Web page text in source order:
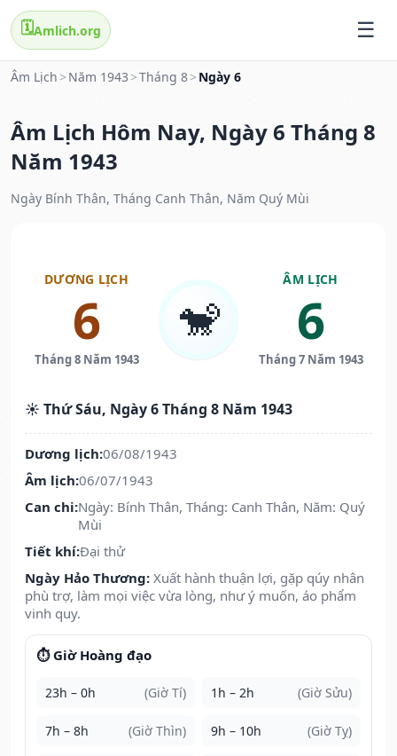
🗓️Amlich.org
Âm Lịch > Năm 1943 >Tháng 8> Ngày 6
Âm Lịch Hôm Nay, Ngày 6 Tháng 8
Năm 1943
Ngày Bính Thân, Tháng Canh Thân, Năm Quý Mùi
DƯƠNG LỊCH
6
Tháng 8 Năm 1943
🐒
ÂM LỊCH
6
Tháng 7 Năm 1943
☀️ Thứ Sáu, Ngày 6 Tháng 8 Năm 1943
Dương lịch:06/08/1943
Âm lịch:06/07/1943
Can chi:Ngày: Bính Thân, Tháng: Canh Thân, Năm: Quý
Mùi
Tiết khí:Đại thử
Ngày Hảo Thương: Xuất hành thuận lợi, gặp qúy nhân
phù trợ, làm mọi việc vừa lòng, như ý muốn, áo phẩm
vinh quy.
⏱️ Giờ Hoàng đạo
23h – 0h (Giờ Tí) 1h – 2h (Giờ Sửu)
7h – 8h (Giờ Thìn) 9h – 10h (Giờ Tỵ)